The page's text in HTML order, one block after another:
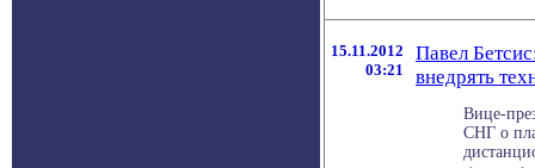
15.11.2012
03:21
Павел
внедрять
Вице-
СНГ о